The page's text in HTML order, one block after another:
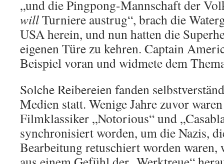
„und die Pingpong-Mannschaft der
willTurniere austrug“, brach die
USA herein, und nun hatten die
eigenen Türe zu kehren. Captain
Beispiel voran und widmete dem
Solche Reibereien fanden
Medien statt. Wenige Jahre zuvor
Filmklassiker „Notorious“ und
synchronisiert worden, um die Nazis,
Bearbeitung retuschiert worden waren,